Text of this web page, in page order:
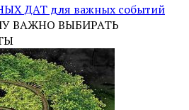
ДАТ для важных событий
ВАЖНО ВЫБИРАТЬ